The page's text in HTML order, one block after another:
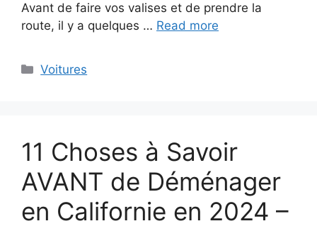
Avant de faire vos valises et de prendre la
route, il y a quelques … Read more
Categories
Voitures
11 Choses à Savoir
AVANT de Déménager
en Californie en 2024 –